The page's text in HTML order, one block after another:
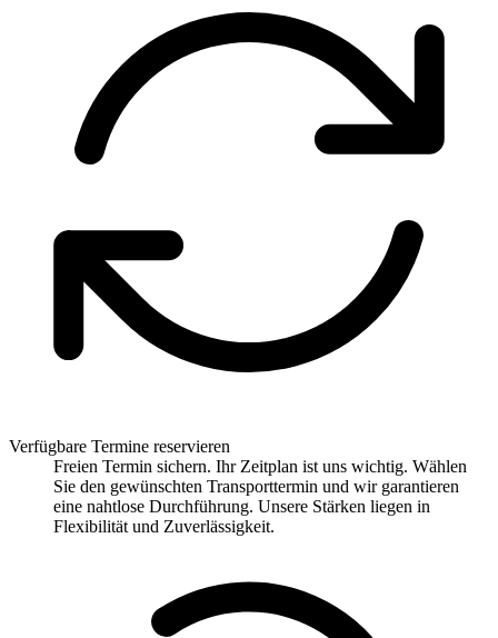
Verfügbare Termine reservieren
Freien Termin sichern. Ihr Zeitplan ist uns wichtig. Wählen
Sie den gewünschten Transporttermin und wir garantieren
eine nahtlose Durchführung. Unsere Stärken liegen in
Flexibilität und Zuverlässigkeit.